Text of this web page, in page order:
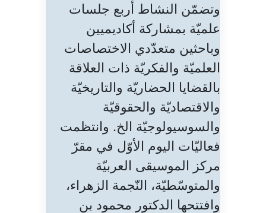
وتضمّن النشاط أربع جلسات
علميّة بمشاركة أكاديميين
وباحثين متعدّدي الاختصاصات
العلميّة والفكريّة ذات العلاقة
بالقضايا الحضاريّة والتاريخيّة
والاقتصاديّة والحقوقيّة
والسوسيولوجيّة الخ. وانتظمت
فعاليّات اليوم الأوّل في مقرّ
مركز الموسيقى العربيّة
والمتوسّطيّة، النّجمة الزهراء،
وافتتحها الدكتور محمود بن